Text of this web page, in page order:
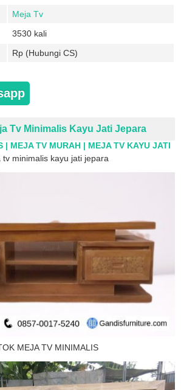
Meja Tv
3530 kali
Rp (Hubungi CS)
Tv Minimalis Kayu Jati Jepara
| MEJA TV MURAH | MEJA TV KAYU JATI
tv minimalis kayu jati jepara
MEJA TV MINIMALIS